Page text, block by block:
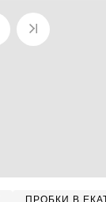
ПРОБКИ В